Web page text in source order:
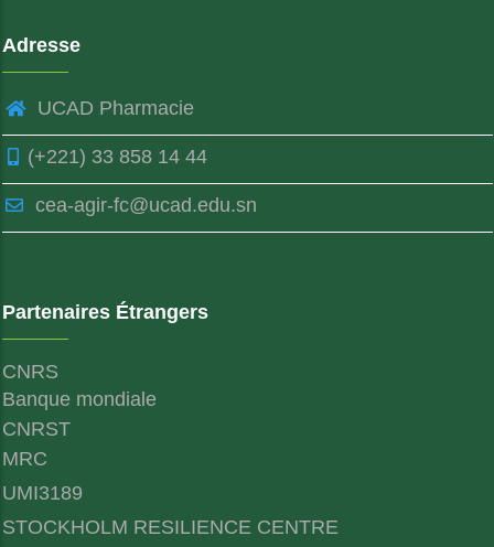
Adresse
UCAD Pharmacie
(+221) 33 858 14 44
cea-agir-fc@ucad.edu.sn
Partenaires Étrangers
CNRS
Banque mondiale
CNRST
MRC
UMI3189
STOCKHOLM RESILIENCE CENTRE